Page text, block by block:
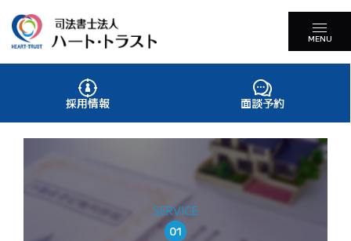
MENU
採用情報 面談予約
SERVICE
01